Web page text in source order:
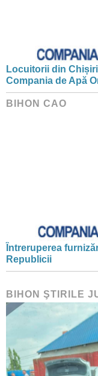
Locuitorii din
Compania de Apă
BIHON CAO
Întreruperea
Republicii
BIHON ŞTIRILE